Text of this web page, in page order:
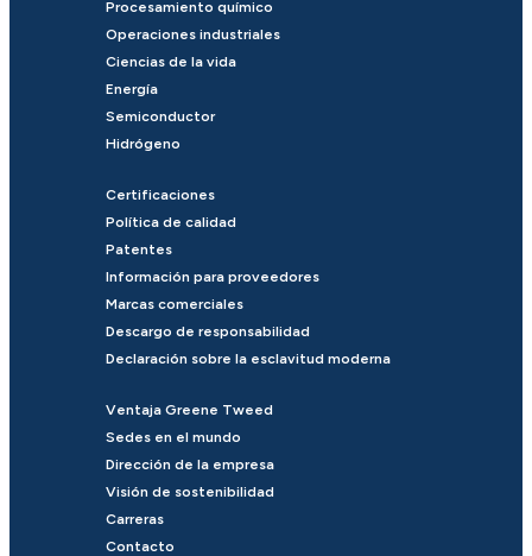
Procesamiento químico
Operaciones industriales
Ciencias de la vida
Energía
Semiconductor
Hidrógeno
Certificaciones
Política de calidad
Patentes
Información para proveedores
Marcas comerciales
Descargo de responsabilidad
Declaración sobre la esclavitud moderna
Ventaja Greene Tweed
Sedes en el mundo
Dirección de la empresa
Visión de sostenibilidad
Carreras
Contacto